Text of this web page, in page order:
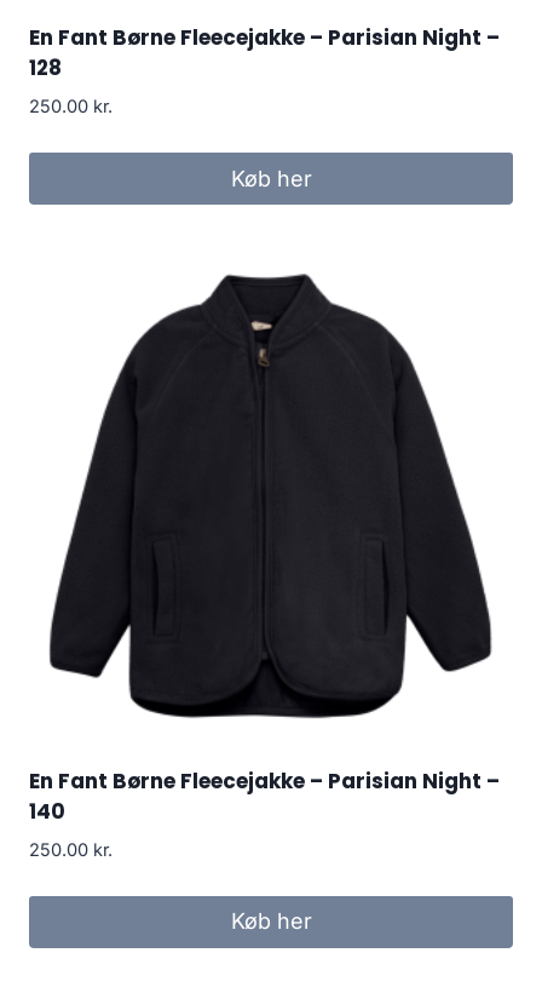
En Fant Børne Fleecejakke – Parisian Night –
128
250.00 kr.
Køb her
En Fant Børne Fleecejakke – Parisian Night –
140
250.00 kr.
Køb her